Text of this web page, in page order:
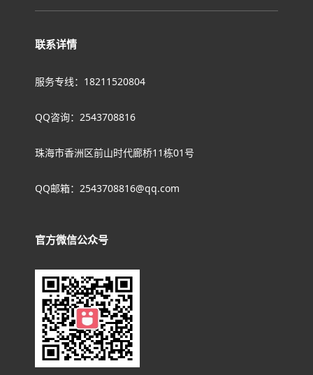
联系详情
服务专线：18211520804
QQ咨询：2543708816
珠海市香洲区前山时代廊桥11栋01号
QQ邮箱：2543708816@qq.com
官方微信公众号